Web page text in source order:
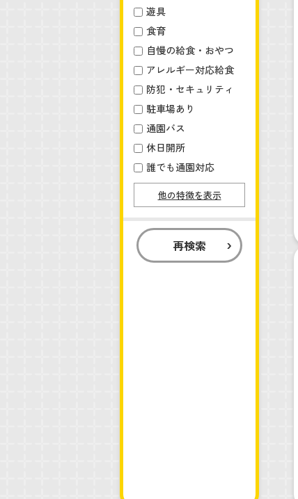
遊具
食育
自慢の給食・おやつ
アレルギー対応給食
防犯・セキュリティ
駐車場あり
通園バス
休日開所
誰でも通園対応
他の特徴を表示
再検索